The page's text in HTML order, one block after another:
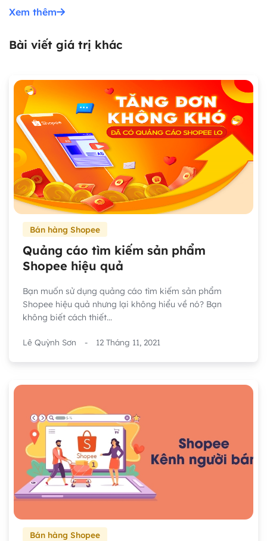
Bài viết giá trị khác
Xem thêm
Bán hàng Shopee
Quảng cáo tìm kiếm sản phẩm
Shopee hiệu quả
Bạn muốn sử dụng quảng cáo tìm kiếm sản phẩm
Shopee hiệu quả nhưng lại không hiểu về nó? Bạn
không biết cách thiết...
Lê Quỳnh Sơn - 12 Tháng 11, 2021
Bán hàng Shopee